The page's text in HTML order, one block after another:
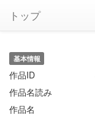
トップ
基本情報
作品ID
作品名読み
作品名